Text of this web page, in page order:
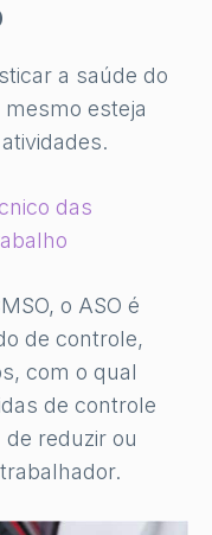
a saúde do
esteja
das
o ASO é
de controle,
com o qual
de controle
reduzir ou